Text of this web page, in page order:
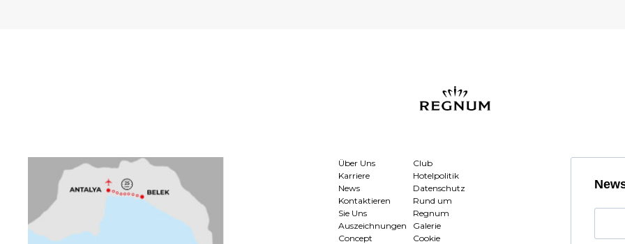
Über Uns
Karriere
News
Kontaktieren
Sie Uns
Auszeichnungen
Concept
Club
Hotelpolitik
Datenschutz
Rund um
Regnum
Galerie
Cookie